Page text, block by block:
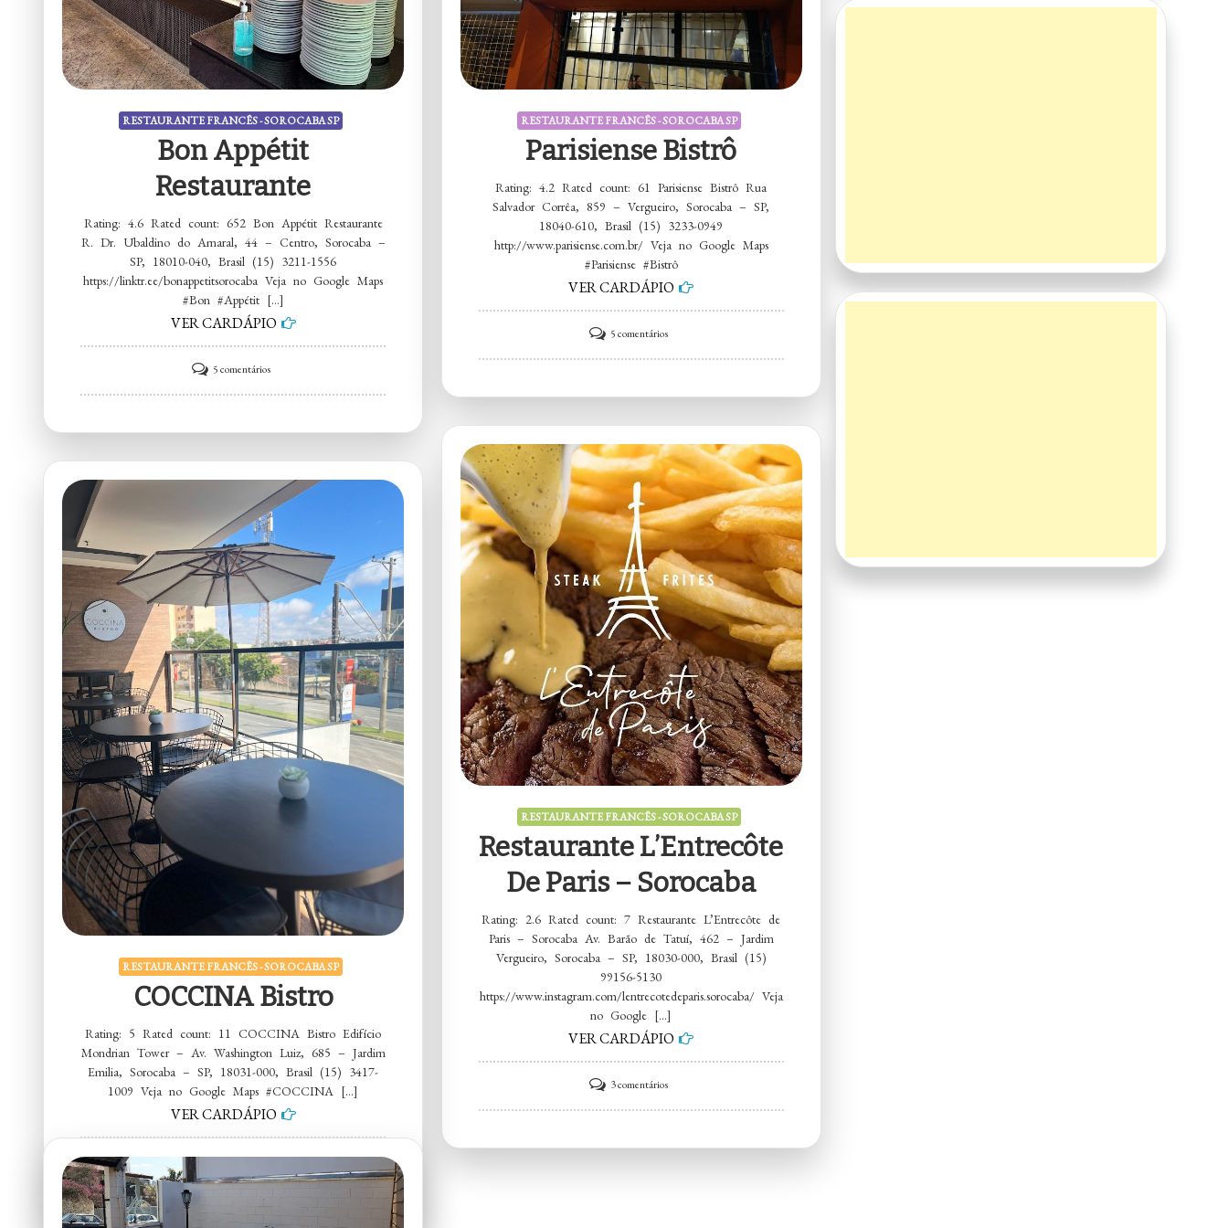
RESTAURANTE FRANCÊS - SOROCABA SP
Bon Appétit
Restaurante
Rating: 4.6 Rated count: 652 Bon Appétit Restaurante
R. Dr. Ubaldino do Amaral, 44 – Centro, Sorocaba –
SP, 18010-040, Brasil (15) 3211-1556
https://linktr.ee/bonappetitsorocaba Veja no Google Maps
#Bon #Appétit […]
VER CARDÁPIO
5 comentáriosem
Bon
RESTAURANTE FRANCÊS - SOROCABA SP
Parisiense Bistrô
Rating: 4.2 Rated count: 61 Parisiense Bistrô Rua
Salvador Corrêa, 859 – Vergueiro, Sorocaba – SP,
18040-610, Brasil (15) 3233-0949
http://www.parisiense.com.br/ Veja no Google Maps
#Parisiense #Bistrô
VER CARDÁPIO
5 comentáriosem
Parisiense
RESTAURANTE FRANCÊS - SOROCABA SP
Restaurante L’Entrecôte
De Paris – Sorocaba
Rating: 2.6 Rated count: 7 Restaurante L’Entrecôte de
Paris – Sorocaba Av. Barão de Tatuí, 462 – Jardim
Vergueiro, Sorocaba – SP, 18030-000, Brasil (15)
99156-5130
https://www.instagram.com/lentrecotedeparis.sorocaba/ Veja
no Google […]
VER CARDÁPIO
3 comentáriosem
Restaurante
RESTAURANTE FRANCÊS - SOROCABA SP
COCCINA Bistro
Rating: 5 Rated count: 11 COCCINA Bistro Edifício
Mondrian Tower – Av. Washington Luiz, 685 – Jardim
Emilia, Sorocaba – SP, 18031-000, Brasil (15) 3417-
1009 Veja no Google Maps #COCCINA […]
VER CARDÁPIO
5 comentáriosem
COCCINA